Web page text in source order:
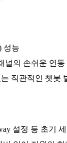
성능
널의 손쉬운 연동
직관적인 챗봇
설정 등 초기